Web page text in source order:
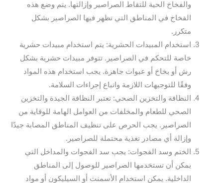
والفخاخ الحية للتقاط الصراصير وإزالتها. يتم وضع هذه
الفخاخ في المناطق التي تظهر فيها الصراصير بشكل
متكرر.
استخدام المبيدات الحشرية: يتم استخدام مبيدات حشرية
خاصة للتحكم في الصراصير. تتوفر مبيدات حشرية بشكل
رش أو بخاخ أو عبوات جاهزة. يجب استخدام هذه المواد
وفقًا للتوجيهات اللازمة واتباع إجراءات السلامة.
النظافة والتخزين الصحي: تعتبر النظافة الجيدة والتخزين
الصحي للطعام والمخلفات من العوامل الهامة للوقاية من
الصراصير. يجب الحرص على تنظيف المناطق المصابة جيدًا
وإزالة أي مصادر تغذية محتملة للصراصير.
الختم وسد الفجوات: يجب سد الفجوات والمداخل التي
يمكن أن تستخدمها الصراصير للوصول إلى المناطق
الداخلية. يمكن استخدام الأسمنت أو السيليكون أو مواد